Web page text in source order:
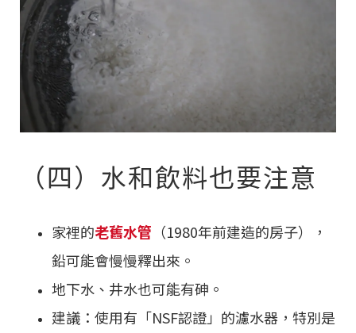
（四）水和飲料也要注意
家裡的老舊水管 （1980年前建造的房子），
鉛可能會慢慢釋出來。
地下水、井水也可能有砷。
建議：使用有「NSF認證」的濾水器，特別是